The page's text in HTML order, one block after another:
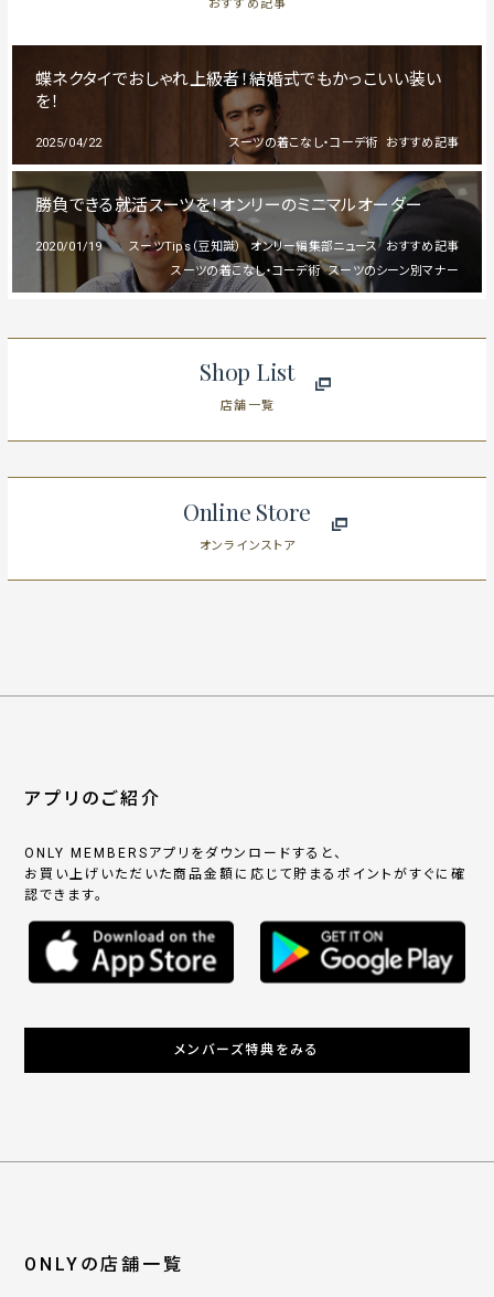
おすすめ記事
蝶ネクタイでおしゃれ上級者！結婚式でもかっこいい装い
を！
2025/04/22 おすすめ記事
スーツの着こなし・コーデ術
勝負できる就活スーツを！オンリーのミニマルオーダー
2020/01/19 おすすめ記事
オンリー編集部ニュース
スーツTips（豆知識）
スーツのシーン別マナー
スーツの着こなし・コーデ術
Shop List
店舗一覧
Online Store
オンラインストア
アプリのご紹介
ONLY MEMBERSアプリをダウンロードすると、
お買い上げいただいた商品金額に応じて貯まるポイントがすぐに確
認できます。
メンバーズ特典をみる
ONLYの店舗一覧